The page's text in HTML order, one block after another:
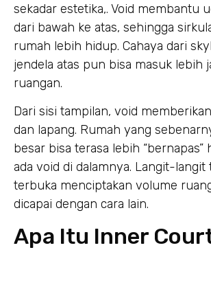
sekadar estetika,. Void membantu
dari bawah ke atas, sehingga
rumah lebih hidup. Cahaya dari
jendela atas pun bisa masuk lebih
ruangan.
Dari sisi tampilan, void
dan lapang. Rumah yang
besar bisa terasa lebih “bernapas”
ada void di dalamnya. Langit-langit
terbuka menciptakan volume
dicapai dengan cara lain.
Apa Itu Inner